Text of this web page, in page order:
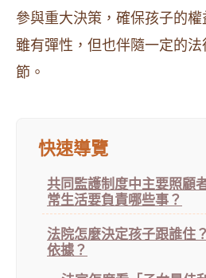
參與重大決策，確保孩子的
雖有彈性，但也伴隨一定的
節。
快速導覽
共同監護制度中主要照顧
常生活要負責哪些事？
法院怎麼決定孩子跟誰住
依據？